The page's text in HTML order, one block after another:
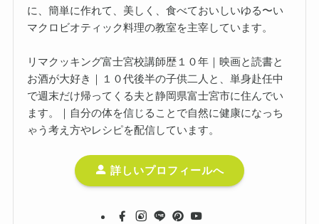
に、簡単に作れて、美しく、食べておいしいゆる〜い
マクロビオティック料理の教室を主宰しています。
リマクッキング富士宮校講師歴１０年｜映画と読書と
お酒が大好き｜１０代後半の子供二人と、単身赴任中
で週末だけ帰ってくる夫と静岡県富士宮市に住んでい
ます。｜自分の体を信じることで自然に健康になっち
ゃう考え方やレシピを配信しています。
詳しいプロフィールへ